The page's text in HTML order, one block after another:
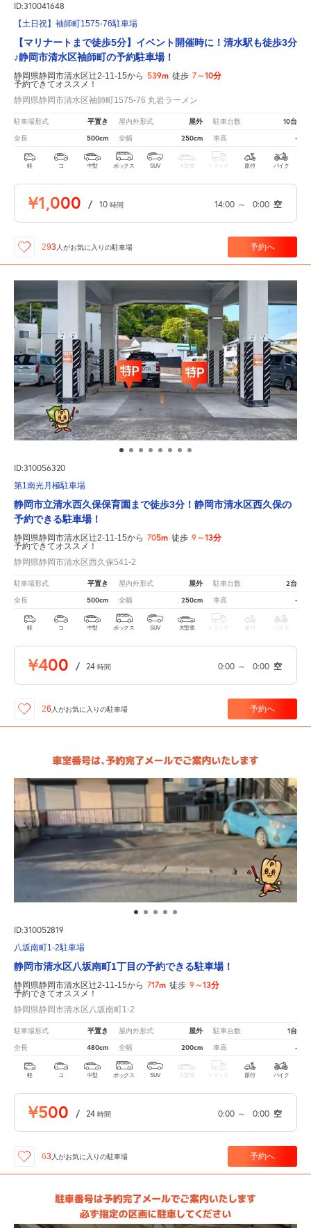
ID:310041648
【土日祝】袖師町1575-76駐車場
【マリナートまで徒歩5分】イベント開催時に！清水駅も徒歩3分
♪静岡市清水区袖師町の予約駐車場！
静岡県静岡市清水区辻2-11-15から 539m 徒歩 7～10分
予約できてオススメ！
静岡県静岡市清水区袖師町1575-76 丸岩ラーメン
駐車場形式 平置き 屋内外形式 屋外 駐車台数 10台
全長 500cm 全幅 250cm 車高 -
軽 コ 中型 ボックス SUV 大型車 トラック 原付 バイク
¥1,000 / 10 時間 14:00 ～ 0:00 空
293 人がお気に入りの駐車場 予約へ
ID:310056320
第1南光月極駐車場
静岡市立清水西久保保育園まで徒歩3分！静岡市清水区西久保の
予約できる駐車場！
静岡県静岡市清水区辻2-11-15から 705m 徒歩 9～13分
予約できてオススメ！
静岡県静岡市清水区西久保541-2
駐車場形式 平置き 屋内外形式 屋外 駐車台数 2台
全長 500cm 全幅 250cm 車高 -
軽 コ 中型 ボックス SUV 大型車 トラック 原付 バイク
¥400 / 24 時間 0:00 ～ 0:00 空
26 人がお気に入りの駐車場 予約へ
ID:310052819
八坂南町1-2駐車場
静岡市清水区八坂南町1丁目の予約できる駐車場！
静岡県静岡市清水区辻2-11-15から 717m 徒歩 9～13分
予約できてオススメ！
静岡県静岡市清水区八坂南町1-2
駐車場形式 平置き 屋内外形式 屋外 駐車台数 1台
全長 480cm 全幅 200cm 車高 -
軽 コ 中型 ボックス SUV 大型車 トラック 原付 バイク
¥500 / 24 時間 0:00 ～ 0:00 空
63 人がお気に入りの駐車場 予約へ